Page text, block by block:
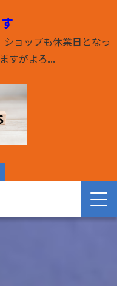
ョップも休業日となっ
すがよろ...